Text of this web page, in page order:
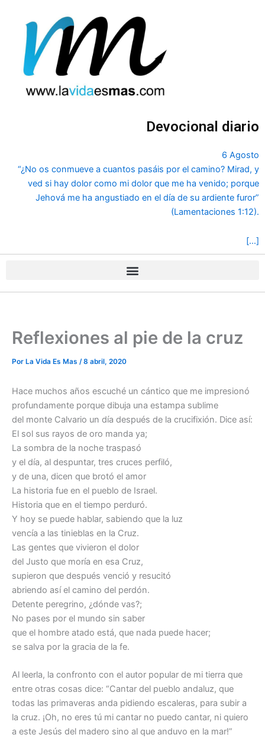
contenido
Devocional diario
6 Agosto
“¿No os conmueve a cuantos pasáis por el camino? Mirad, y
ved si hay dolor como mi dolor que me ha venido; porque
Jehová me ha angustiado en el día de su ardiente furor”
(Lamentaciones 1:12).
[…]
Reflexiones al pie de la cruz
Por La Vida Es Mas /8 abril, 2020
Hace muchos años escuché un cántico que me impresionó
profundamente porque dibuja una estampa sublime
del monte Calvario un día después de la crucifixión. Dice así:
El sol sus rayos de oro manda ya;
La sombra de la noche traspasó
y el día, al despuntar, tres cruces perfiló,
y de una, dicen que brotó el amor
La historia fue en el pueblo de Israel.
Historia que en el tiempo perduró.
Y hoy se puede hablar, sabiendo que la luz
vencía a las tinieblas en la Cruz.
Las gentes que vivieron el dolor
del Justo que moría en esa Cruz,
supieron que después venció y resucitó
abriendo así el camino del perdón.
Detente peregrino, ¿dónde vas?;
No pases por el mundo sin saber
que el hombre atado está, que nada puede hacer;
se salva por la gracia de la fe.
Al leerla, la confronto con el autor popular de mi tierra que
entre otras cosas dice: “Cantar del pueblo andaluz, que
todas las primaveras anda pidiendo escaleras, para subir a
la cruz. ¡Oh, no eres tú mi cantar no puedo cantar, ni quiero
a este Jesús del madero sino al que anduvo en la mar!”